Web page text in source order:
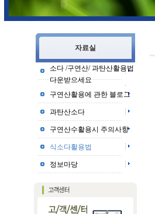
자료실
소다 /구연산/ 과탄산활용법
다운받으세요
구연산활용에 관한 블로그
과탄산소다
구연산수활용시 주의사항
식소다활용법
정보마당